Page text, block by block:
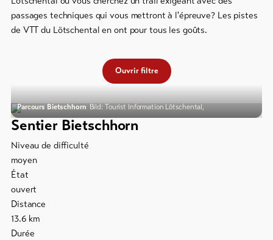
DEENFR
Forfaits
de ski
Forfaits
VTT
Bons
cadeau
passages techniques qui vous mettront à l'épreuve? Les pistes
de VTT du Lötschental en ont pour tous les goûts.
Ouvrir filtre
Parcours Bietschhorn Bild: Tourist Information Lötschental,
Sentier Bietschhorn
Niveau de difficulté
moyen
État
ouvert
Distance
13.6 km
Durée